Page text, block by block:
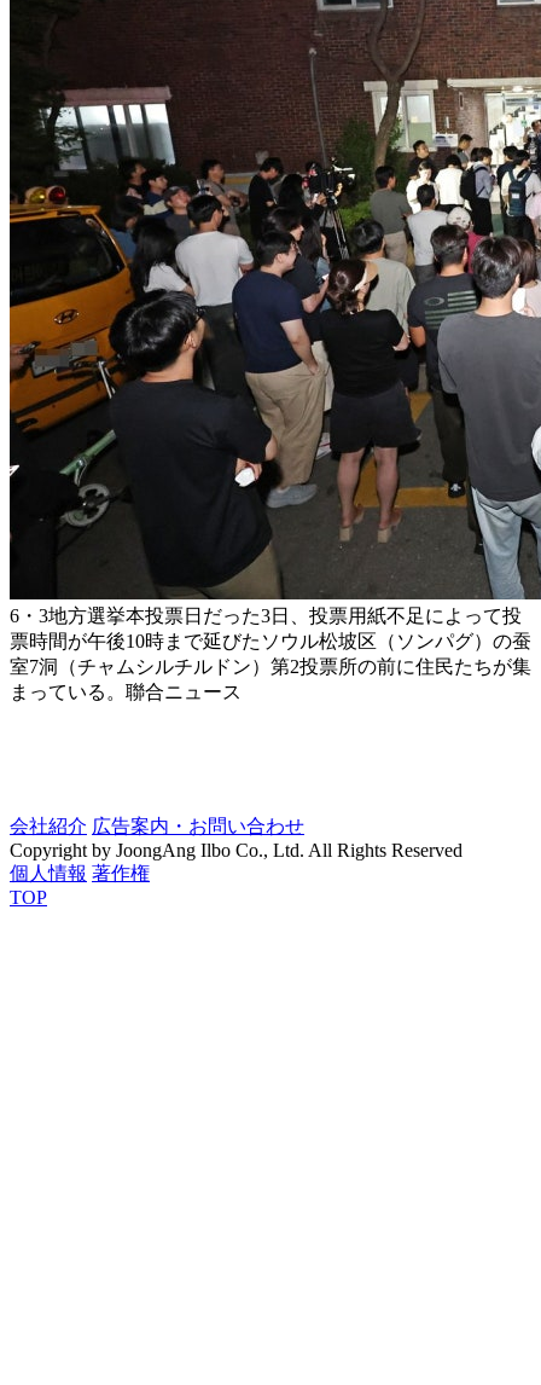
6・3地方選挙本投票日だった3日、投票用紙不足によって投
票時間が午後10時まで延びたソウル松坡区（ソンパグ）の蚕
室7洞（チャムシルチルドン）第2投票所の前に住民たちが集
まっている。聯合ニュース
会社紹介 広告案内・お問い合わせ
Copyright by JoongAng Ilbo Co., Ltd. All Rights Reserved
個人情報 著作権
TOP